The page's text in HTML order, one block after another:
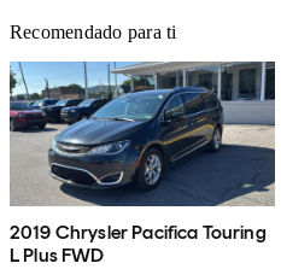
Recomendado para ti
2019 Chrysler Pacifica Touring
L Plus FWD